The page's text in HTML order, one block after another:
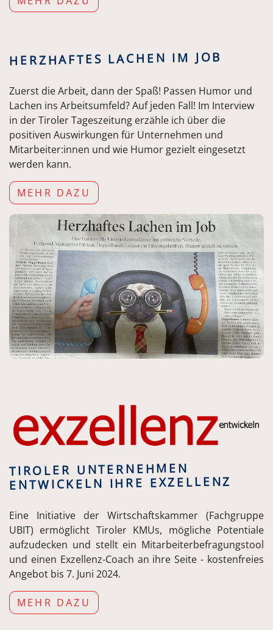
HERZHAFTES LACHEN IM JOB
Zuerst die Arbeit, dann der Spaß! Passen Humor und
Lachen ins Arbeitsumfeld? Auf jeden Fall! Im Interview
in der Tiroler Tageszeitung erzähle ich über die
positiven Auswirkungen für Unternehmen und
Mitarbeiter:innen und wie Humor gezielt eingesetzt
werden kann.
MEHR DAZU
TIROLER UNTERNEHMEN
ENTWICKELN IHRE EXZELLENZ
Eine Initiative der Wirtschaftskammer (Fachgruppe
UBIT) ermöglicht Tiroler KMUs, mögliche Potentiale
aufzudecken und stellt ein Mitarbeiterbefragungstool
und einen Exzellenz-Coach an ihre Seite - kostenfreies
Angebot bis 7. Juni 2024.
MEHR DAZU